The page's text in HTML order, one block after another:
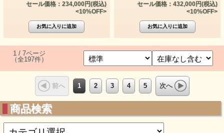
セール価格：234,000円(税込)
<10%OFF>
セール価格：432,000円(税込)
<10%OFF>
1 / 7ページ
（全197件）
前へ 1 2 3 4 5 次へ
商品検索